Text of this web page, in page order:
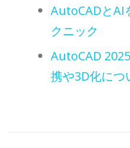
AutoCADとAI
クニック
AutoCAD
携や3D化につ